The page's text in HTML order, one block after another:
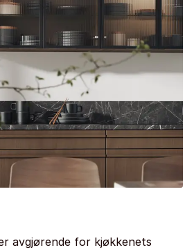
avgjørende for kjøkkenets